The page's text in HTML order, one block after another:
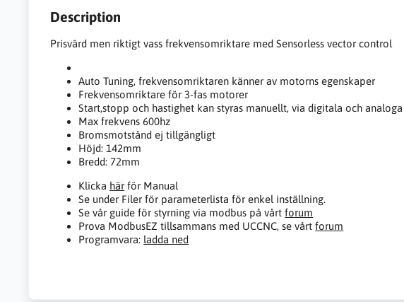
Description
Prisvärd men riktigt vass frekvensomriktare med Sensorless vector control
Auto Tuning, frekvensomriktaren känner av motorns egenskaper
Frekvensomriktare för 3-fas motorer
Start,stopp och hastighet kan styras manuellt, via digitala och
Max frekvens 600hz
Bromsmotstånd ej tillgängligt
Höjd: 142mm
Bredd: 72mm
Klicka här för Manual
Se under Filer för parameterlista för enkel inställning.
Se vår guide för styrning via modbus på vårtforum
Prova ModbusEZ tillsammans med UCCNC, se vårtforum
Programvara: ladda ned